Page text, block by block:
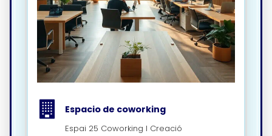
Espacio de coworking
Espai 25 Coworking I Creació